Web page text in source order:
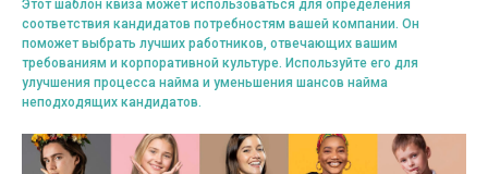
Этот шаблон квиза может использоваться для определения
соответствия кандидатов потребностям вашей компании. Он
поможет выбрать лучших работников, отвечающих вашим
требованиям и корпоративной культуре. Используйте его для
улучшения процесса найма и уменьшения шансов найма
неподходящих кандидатов.